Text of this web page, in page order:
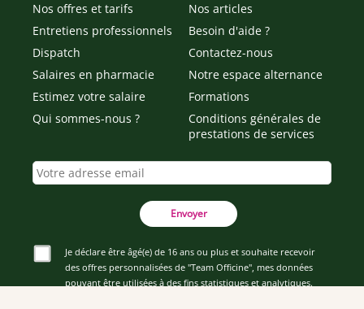
Nos offres et tarifs
Entretiens professionnels
Dispatch
Salaires en pharmacie
Estimez votre salaire
Qui sommes-nous ?
Nos articles
Besoin d'aide ?
Contactez-nous
Notre espace alternance
Formations
Conditions générales de
prestations de services
Envoyer
Je déclare être âgé(e) de 16 ans ou plus et souhaite recevoir
des offres personnalisées de "Team Officine", mes données
pouvant être utilisées à des fins statistiques et analytiques.